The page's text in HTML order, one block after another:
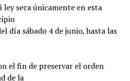
seca únicamente en esta
día sábado 4 de junio, hasta las
el fin de preservar el orden
de la